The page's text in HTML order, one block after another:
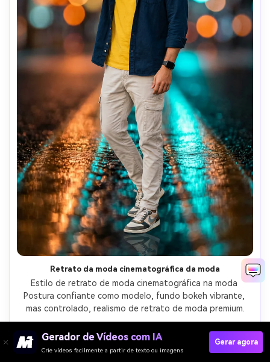
Retrato da moda cinematográfica da moda
Estilo de retrato de moda cinematográfica na moda
Postura confiante como modelo, fundo bokeh vibrante,
mas controlado, realismo de retrato de moda premium.
Copiar Prompt
Gerador de Vídeos com IA
Crie vídeos facilmente a partir de texto ou imagens
Gerar agora